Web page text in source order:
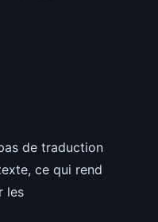
de traduction
ce qui rend
les